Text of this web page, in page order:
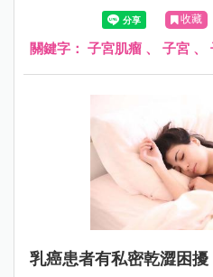
不需要手術方式處理，但若出
收藏
關鍵字： 子宮肌瘤 、 子宮 、
乳癌患者有私密乾澀困